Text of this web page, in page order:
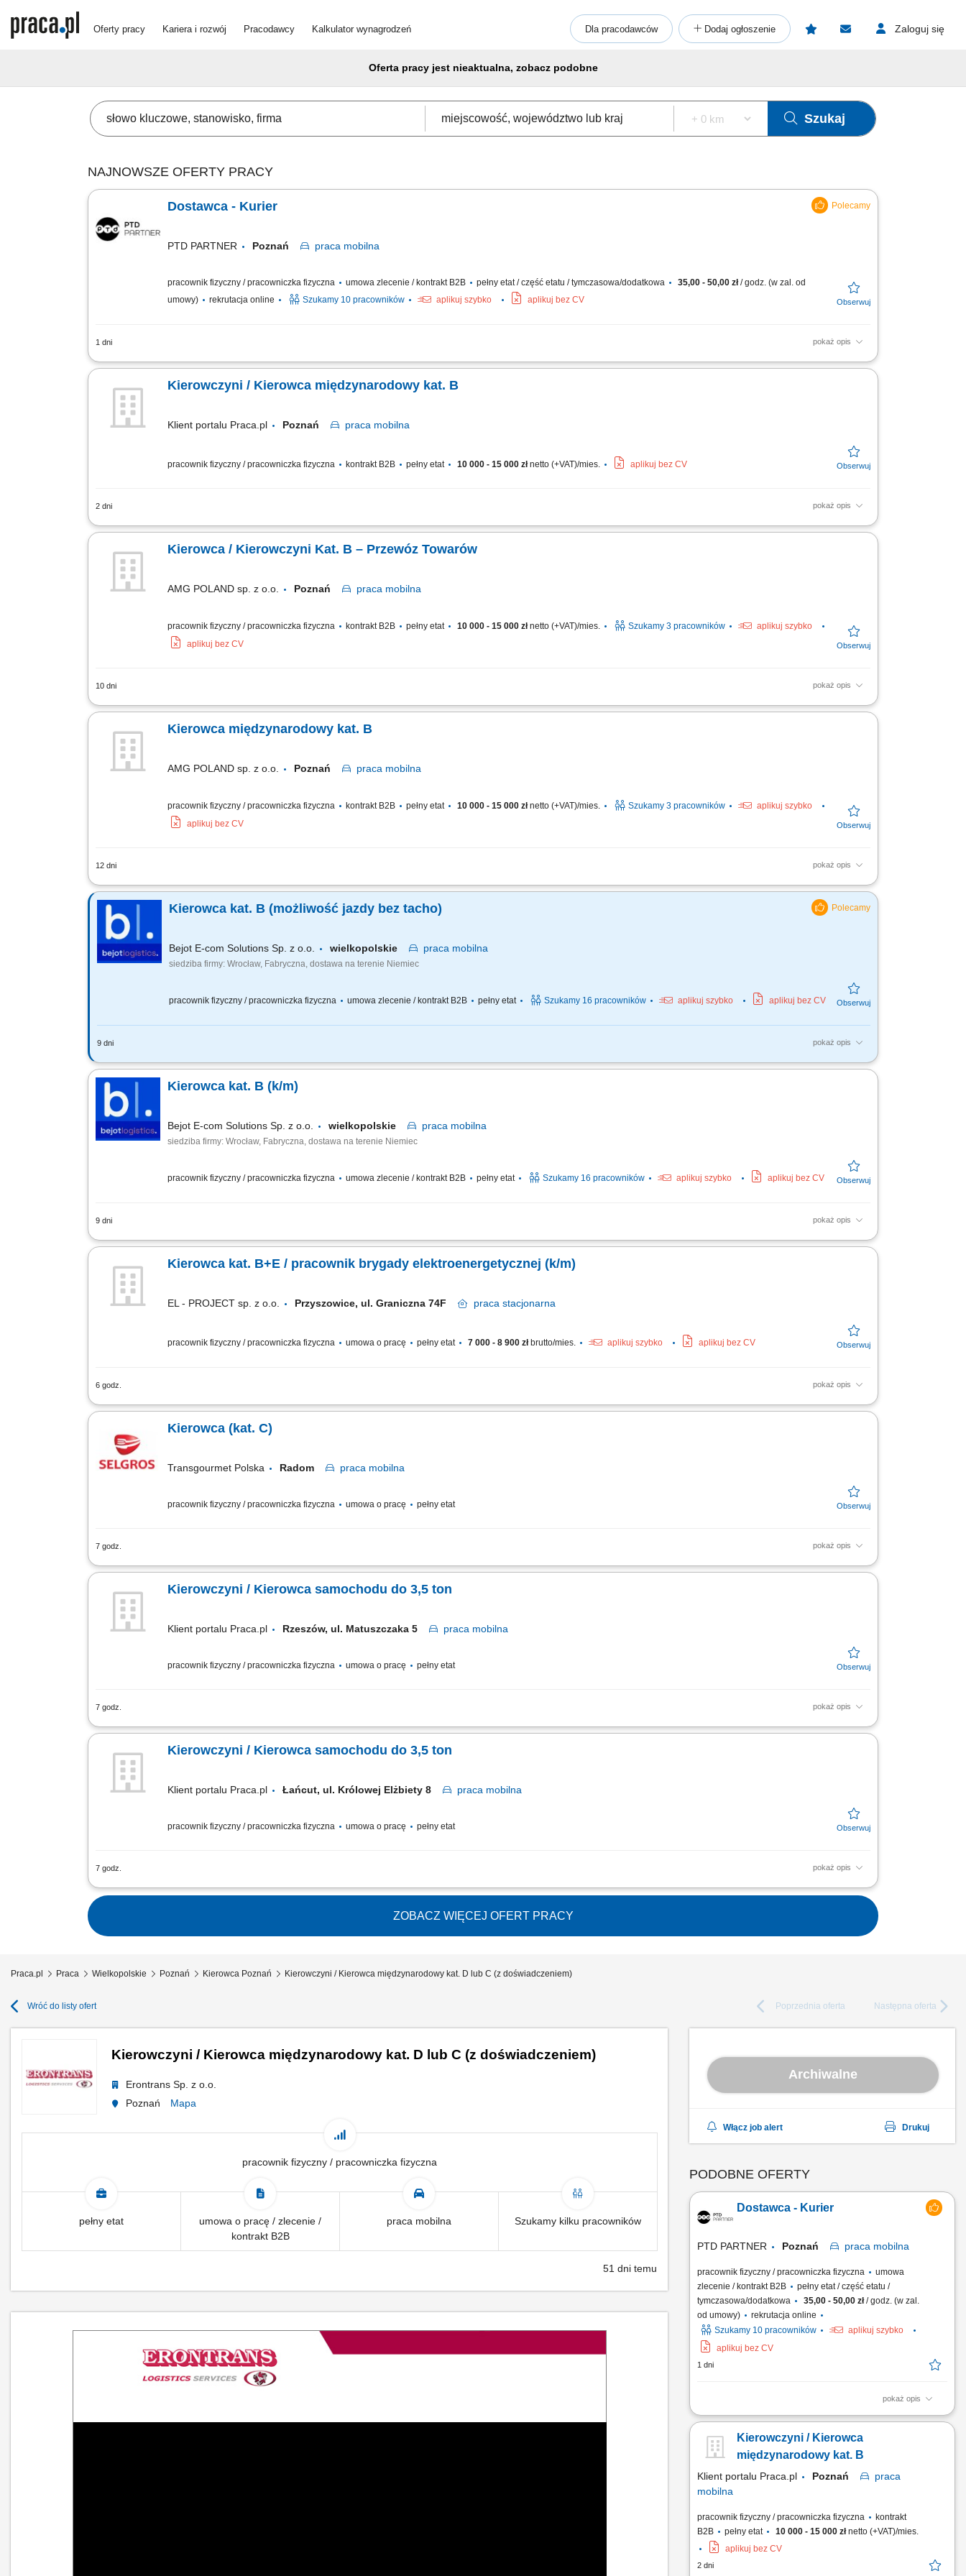
Oferty pracy Kariera i rozwój Pracodawcy Kalkulator wynagrodzeń Dla pracodawców Dodaj ogłoszenie Zaloguj się
Oferta pracy jest nieaktualna, zobacz podobne
Szukaj
NAJNOWSZE OFERTY PRACY
Dostawca - Kurier
PTD PARTNER Poznań praca mobilna
pracownik fizyczny / pracowniczka fizyczna umowa zlecenie / kontrakt B2B pełny etat / część etatu / tymczasowa/dodatkowa 35,00 - 50,00 zł/ godz. (w zal. od
umowy)
rekrutacja online Szukamy 10 pracowników aplikuj szybko aplikuj bez CV
1 dni pokaż opis
Zakres obowiązków Odbieranie i dostarczanie posiłków/zakupów; Zabezpieczanie przesyłek przed ewentualnymi uszkodzeniami; Utrzymywanie dobrych relacji z
Kierowczyni / Kierowca międzynarodowy kat. B
Klient portalu Praca.pl Poznań praca mobilna
pracownik fizyczny / pracowniczka fizyczna kontrakt B2B pełny etat 10 000 - 15 000 złnetto (+VAT)/mies. aplikuj bez CV
2 dni pokaż opis
Realizacja przewozów międzynarodowych samochodem dostawczym do 3,5 t DMC. Transport ładunków na trasach zagranicznych (wyjazdy trwające około 2–3
Kierowca / Kierowczyni Kat. B – Przewóz Towarów
AMG POLAND sp. z o.o. Poznań praca mobilna
pracownik fizyczny / pracowniczka fizyczna kontrakt B2B pełny etat 10 000 - 15 000 złnetto (+VAT)/mies. Szukamy 3 pracowników
aplikuj szybko
aplikuj bez CV
10 dni pokaż opis
Realizacja przewozów towarów na trasach krajowych i międzynarodowych. Terminowe oraz bezpieczne dostarczanie powierzonych ładunków. Współpraca z
Kierowca międzynarodowy kat. B
AMG POLAND sp. z o.o. Poznań praca mobilna
pracownik fizyczny / pracowniczka fizyczna kontrakt B2B pełny etat 10 000 - 15 000 złnetto (+VAT)/mies. Szukamy 3 pracowników
aplikuj szybko
aplikuj bez CV
12 dni pokaż opis
Przewóz ładunków na trasach międzynarodowych (trasy 2-3 tygodnie + 6 dni w domu) Dbanie o bezpieczeństwo i terminowość dostaw; Utrzymanie wysokich
Kierowca kat. B (możliwość jazdy bez tacho)
Bejot E-com Solutions Sp. z o.o. wielkopolskie praca mobilna
siedziba firmy: Wrocław, Fabryczna, dostawa na terenie Niemiec
pracownik fizyczny / pracowniczka fizyczna umowa zlecenie / kontrakt B2B pełny etat Szukamy 16 pracowników aplikuj szybko aplikuj bez CV
9 dni pokaż opis
Twój zakres obowiązków RYNEK – Niemcy - jazda BEZ tachografu realizacja dostaw mebli do klientów indywidualnych na terenie Niemiec, załadunek i rozładunek
Kierowca kat. B (k/m)
Bejot E-com Solutions Sp. z o.o. wielkopolskie praca mobilna
siedziba firmy: Wrocław, Fabryczna, dostawa na terenie Niemiec
pracownik fizyczny / pracowniczka fizyczna umowa zlecenie / kontrakt B2B pełny etat Szukamy 16 pracowników aplikuj szybko aplikuj bez CV
9 dni pokaż opis
Opis stanowiska Twój dzień pracy to realizacja harmonogramu dostaw mebli do klientów na terenie całych Niemiec. Prowadzisz auto dostawcze kat. B w obsadzie
Kierowca kat. B+E / pracownik brygady elektroenergetycznej (k/m)
EL - PROJECT sp. z o.o. Przyszowice, ul. Graniczna 74F praca stacjonarna
pracownik fizyczny / pracowniczka fizyczna umowa o pracę pełny etat 7 000 - 8 900 złbrutto/mies. aplikuj szybko aplikuj bez CV
6 godz. pokaż opis
Opis stanowiska: Poszukujemy osoby z prawem jazdy kat. B+E do pracy w brygadzie zajmującej się budową sieci elektroenergetycznych. Praca polega na prowadzeniu
Kierowca (kat. C)
Transgourmet Polska Radom praca mobilna
pracownik fizyczny / pracowniczka fizyczna umowa o pracę pełny etat
7 godz. pokaż opis
Twój zakres obowiązków przygotowanie towaru do przewozu/dostawy, przewóz i dostarczenie towaru do klienta, rozładunek towaru, zapewnienie profesjonalnej
Kierowczyni / Kierowca samochodu do 3,5 ton
Klient portalu Praca.pl Rzeszów, ul. Matuszczaka 5 praca mobilna
pracownik fizyczny / pracowniczka fizyczna umowa o pracę pełny etat
7 godz. pokaż opis
Kierowanie pojazdem do 3,5 tony, sprawowanie opieki nad dokumentacją i stanem technicznym pojazdu. Załadunek i rozładunek przesyłek pocztowych, w tym praca
Kierowczyni / Kierowca samochodu do 3,5 ton
Klient portalu Praca.pl Łańcut, ul. Królowej Elżbiety 8 praca mobilna
pracownik fizyczny / pracowniczka fizyczna umowa o pracę pełny etat
7 godz. pokaż opis
Kierowanie pojazdem do 3,5 tony, sprawowanie opieki nad dokumentacją i stanem technicznym pojazdu. Załadunek i rozładunek przesyłek pocztowych, w tym praca
ZOBACZ WIĘCEJ OFERT PRACY
Praca.pl Praca Wielkopolskie Poznań Kierowca Poznań Kierowczyni / Kierowca międzynarodowy kat. D lub C (z doświadczeniem)
Wróć do listy ofert Poprzednia oferta Następna oferta
Kierowczyni / Kierowca międzynarodowy kat. D lub C (z doświadczeniem)
Erontrans Sp. z o.o.
Poznań
Mapa
pracownik fizyczny / pracowniczka fizyczna
pełny etat
umowa o pracę / zlecenie /
kontrakt B2B
praca mobilna Szukamy kilku pracowników
51 dni temu
Archiwalne
Włącz job alert Drukuj
PODOBNE OFERTY
Dostawca - Kurier
PTD PARTNER Poznań praca mobilna
pracownik fizyczny / pracowniczka fizyczna
umowa
zlecenie / kontrakt B2B
pełny etat / część etatu /
tymczasowa/dodatkowa
35,00 - 50,00 zł/ godz. (w zal.
od umowy)
rekrutacja online
Szukamy 10 pracowników
aplikuj szybko
aplikuj bez CV
1 dni
pokaż opis
Zakres obowiązków Odbieranie i dostarczanie
ewentualnymi uszkodzeniami; Utrzymywanie dobrych relacji z
klientami;
Kierowczyni / Kierowca
międzynarodowy kat. B
Klient portalu Praca.pl Poznań
praca
mobilna
pracownik fizyczny / pracowniczka fizyczna
kontrakt
B2B
pełny etat 10 000 - 15 000 złnetto (+VAT)/mies.
aplikuj bez CV
2 dni